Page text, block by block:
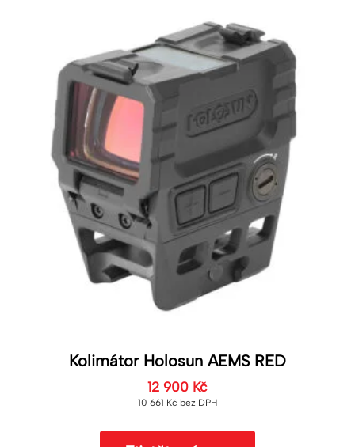
Kolimátor Holosun AEMS RED
12 900 Kč
10 661 Kč bez DPH